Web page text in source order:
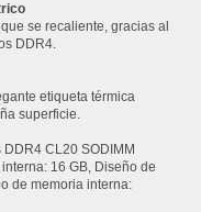
se recaliente, gracias al
DDR4.
etiqueta térmica
superficie.
CL20 SODIMM
16 GB, Diseño de
de memoria interna: